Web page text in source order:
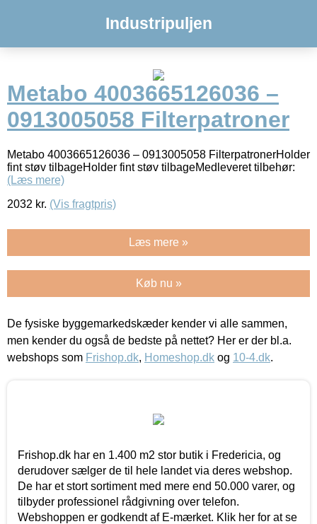
Industripuljen
Metabo 4003665126036 –
0913005058 Filterpatroner
Metabo 4003665126036 – 0913005058 FilterpatronerHolder
fint støv tilbageHolder fint støv tilbageMedleveret tilbehør:
(Læs mere)
2032 kr. (Vis fragtpris)
Læs mere »
Køb nu »
De fysiske byggemarkedskæder kender vi alle sammen,
men kender du også de bedste på nettet? Her er der bl.a.
webshops som Frishop.dk, Homeshop.dk og 10-4.dk.
Frishop.dk har en 1.400 m2 stor butik i Fredericia, og
derudover sælger de til hele landet via deres webshop.
De har et stort sortiment med mere end 50.000 varer, og
tilbyder professionel rådgivning over telefon.
Webshoppen er godkendt af E-mærket. Klik her for at se